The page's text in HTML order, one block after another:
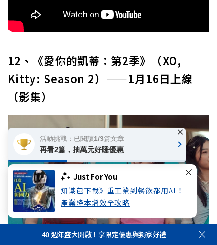
Just For You
知識包下載》重工業到餐飲都用AI！
產業降本增效全攻略
12、《愛你的凱蒂：第2季》（XO,
Kitty: Season 2）——1月16日上線
（影集）
40 週年盛大開啟！享限定優惠與獨家好禮
活動挑戰：已閱讀1/3篇文章
再看2篇，抽萬元好睡優惠
×